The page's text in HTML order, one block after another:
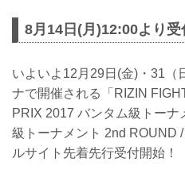
8月14日(月)12:00より受
いよいよ12月29日(金)・31（
ナで開催される「RIZIN
PRIX 2017 バンタム級トー
級トーナメント 2nd ROUND
ルサイト先着先行受付開始！